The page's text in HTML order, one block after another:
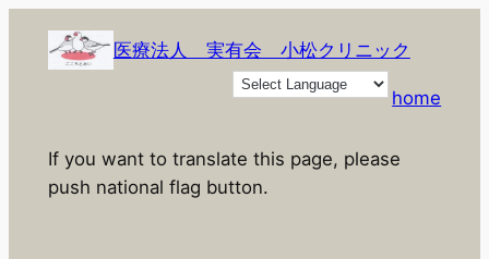
医療法人 実有会 小松クリニック
home
If you want to translate this page, please
push national flag button.